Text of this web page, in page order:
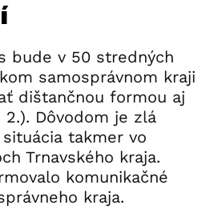
bude v 50 stredných
samosprávnom kraji
dištančnou formou aj
Dôvodom je zlá
takmer vo
Trnavského kraja.
komunikačné
kraja.